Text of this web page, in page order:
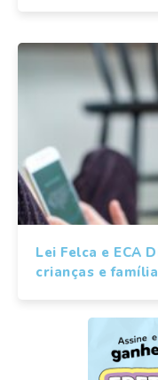
Lei Felca e ECA
crianças e